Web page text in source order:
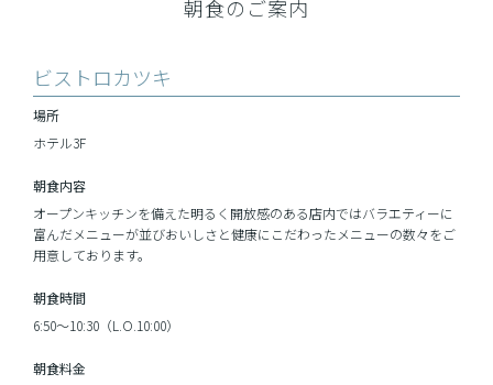
朝食のご案内
ビストロカツキ
場所
ホテル3F
朝食内容
オープンキッチンを備えた明るく開放感のある店内ではバラエティーに
富んだメニューが並びおいしさと健康にこだわったメニューの数々をご
用意しております。
朝食時間
6:50～10:30（L.O.10:00）
朝食料金